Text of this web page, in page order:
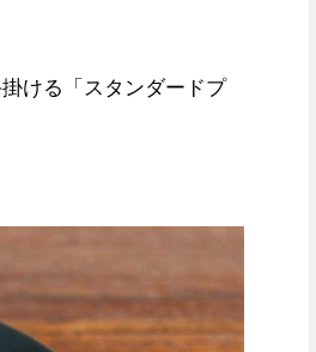
ける「スタンダードプ